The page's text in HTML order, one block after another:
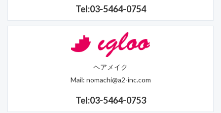
Tel:03-5464-0754
ヘアメイク
Mail: nomachi@a2-inc.com
Tel:03-5464-0753